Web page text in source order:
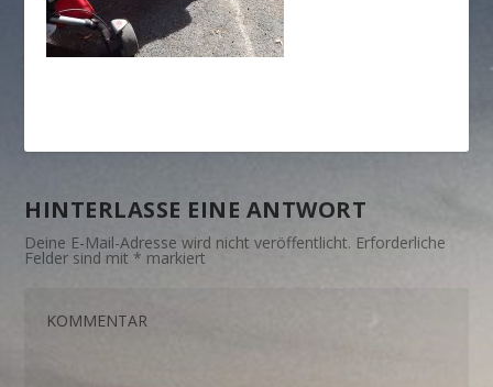
HINTERLASSE EINE ANTWORT
Deine E-Mail-Adresse wird nicht veröffentlicht. Erforderliche
Felder sind mit* markiert